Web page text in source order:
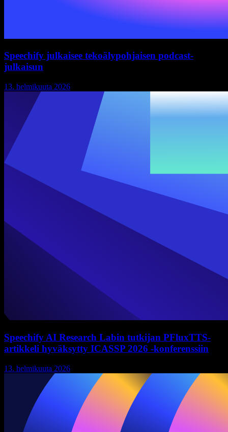
Speechify julkaisee tekoälypohjaisen podcast-
julkaisun
13. helmikuuta 2026
Speechify AI Research Labin tutkijan PFluxTTS-
artikkeli hyväksytty ICASSP 2026 -konferenssiin
13. helmikuuta 2026